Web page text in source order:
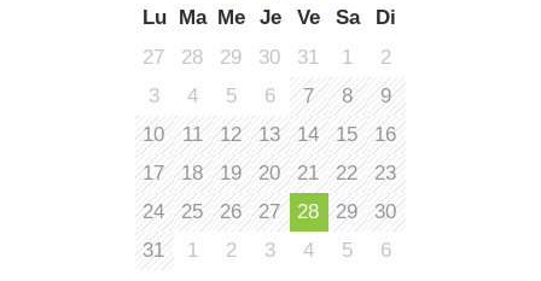
Lu
Ma Me Je Ve Sa
Di
27
28 29 30 31 1
2
3
4 5 6 7 8
9
10
11 12 13 14 15
16
17
18 19 20 21 22
23
24
25 26 27 28 29
30
31
1 2 3 4 5 6